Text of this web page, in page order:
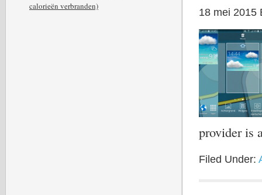
18 mei 2015
provider is
Filed Under:
calorieën verbranden)